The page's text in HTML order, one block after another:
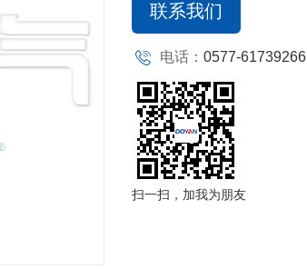
联系我们
电话： 0577-61739266
扫一扫，加我为朋友